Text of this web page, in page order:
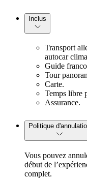
Inclus
Transport
autocar
Guide
Tour
Carte.
Temps libre
Assurance.
Politique
Vous pouvez
début de
complet.